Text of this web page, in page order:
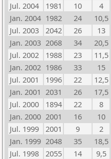
Jul. 2004
1981 10
4
Jan. 2004 1982 24
10,5
Jul. 2003
2042 26
13
Jan. 2003 2068 34
20,5
Jul. 2002
1988 23
11,5
Jan. 2002 1986 33
15
Jul. 2001
1996 22
12,5
Jan. 2001 2031 26
17,5
Jul. 2000
1894 22
8
Jan. 2000 2001 16
10
Jul. 1999
2001 9
2
Jan. 1999 2048 35
18,5
Jul. 1998
2055 14
9,5